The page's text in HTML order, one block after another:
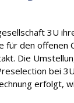
3U
für den offenen
Die
bei
erfolgt,